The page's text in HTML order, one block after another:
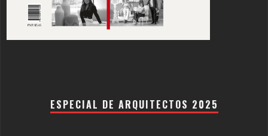
ESPECIAL DE ARQUITECTOS 2025